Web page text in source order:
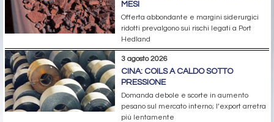
MESI
Offerta abbondante e margini siderurgici
ridotti prevalgono sui rischi legati a Port
Hedland
3 agosto 2026
CINA: COILS A CALDO SOTTO
PRESSIONE
Domanda debole e scorte in aumento
pesano sul mercato interno; l’export arretra
più lentamente